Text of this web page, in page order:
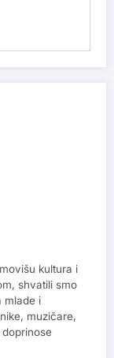
kultura i
shvatili smo
mlade i
muzičare,